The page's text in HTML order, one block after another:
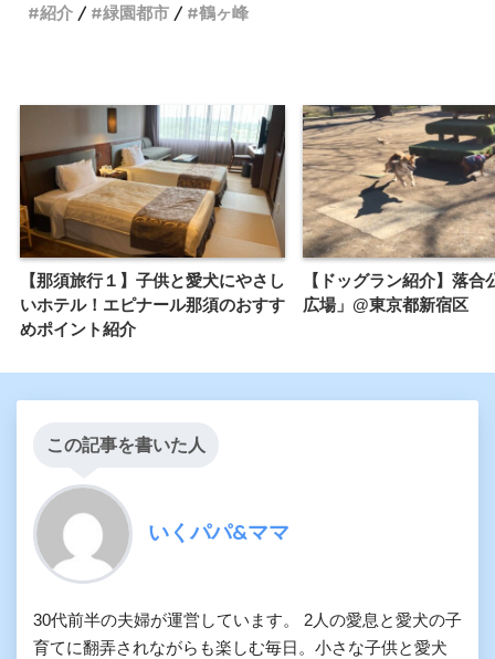
紹介
緑園都市 鶴ヶ峰
【那須旅行１】子供と愛犬にやさし
いホテル！エピナール那須のおすす
めポイント紹介
【ドッグラン紹介】落合
広場」@東京都新宿区
この記事を書いた人
いくパパ&ママ
30代前半の夫婦が運営しています。 2人の愛息と愛犬の子
育てに翻弄されながらも楽しむ毎日。小さな子供と愛犬